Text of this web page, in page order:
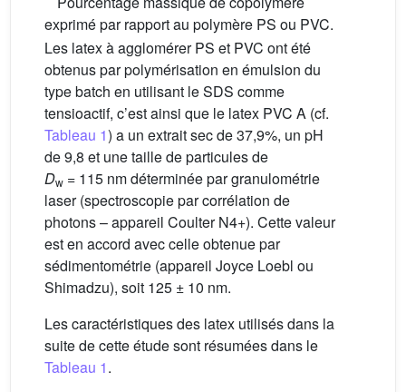
exprimé par rapport au polymère PS ou PVC.
Les latex à agglomérer PS et PVC ont été
obtenus par polymérisation en émulsion du
type batch en utilisant le SDS comme
tensioactif, c’est ainsi que le latex PVC A (cf.
Tableau 1) a un extrait sec de 37,9%, un pH
de 9,8 et une taille de particules de
Dw = 115 nm déterminée par granulométrie
laser (spectroscopie par corrélation de
photons – appareil Coulter N4+). Cette valeur
est en accord avec celle obtenue par
sédimentométrie (appareil Joyce Loebl ou
Shimadzu), soit 125 ± 10 nm.
Les caractéristiques des latex utilisés dans la
suite de cette étude sont résumées dans le
Tableau 1.